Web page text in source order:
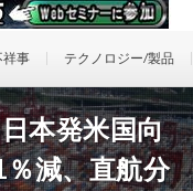
祥事 テクノロジー/製品
本発米国向
減、直航分